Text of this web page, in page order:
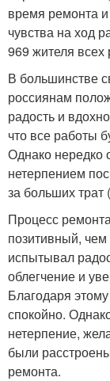
время ремонта и
чувства на ход
969 жителя всех
В большинстве
россиянам
радость и
что все работы
Однако нередко
нетерпением
за больших
Процесс
позитивный,
испытывал
облегчение и
Благодаря
спокойно.
нетерпение,
были
ремонта.